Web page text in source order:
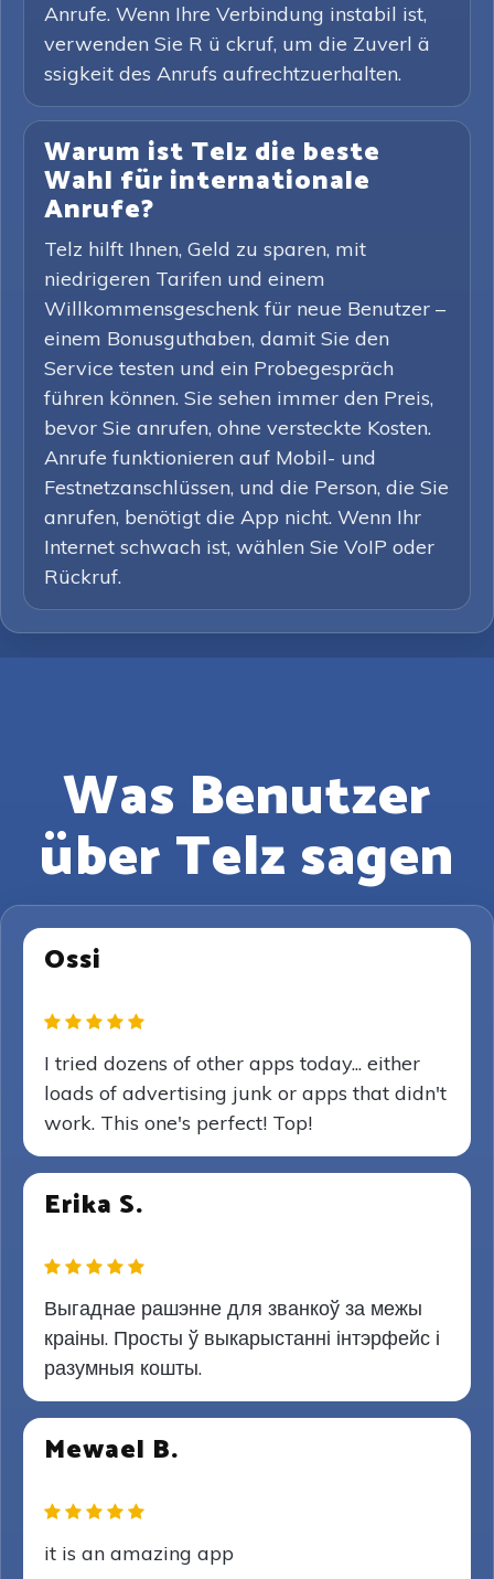
Anrufe. Wenn Ihre Verbindung instabil ist,
verwenden Sie R ü ckruf, um die Zuverl ä
ssigkeit des Anrufs aufrechtzuerhalten.
Warum ist Telz die beste
Wahl für internationale
Anrufe?
Telz hilft Ihnen, Geld zu sparen, mit
niedrigeren Tarifen und einem
Willkommensgeschenk für neue Benutzer –
einem Bonusguthaben, damit Sie den
Service testen und ein Probegespräch
führen können. Sie sehen immer den Preis,
bevor Sie anrufen, ohne versteckte Kosten.
Anrufe funktionieren auf Mobil- und
Festnetzanschlüssen, und die Person, die Sie
anrufen, benötigt die App nicht. Wenn Ihr
Internet schwach ist, wählen Sie VoIP oder
Rückruf.
Was Benutzer
über Telz sagen
Ossi
I tried dozens of other apps today... either
loads of advertising junk or apps that didn't
work. This one's perfect! Top!
Erika S.
Выгаднае рашэнне для званкоў за межы
краіны. Просты ў выкарыстанні інтэрфейс і
разумныя кошты.
Mewael B.
it is an amazing app